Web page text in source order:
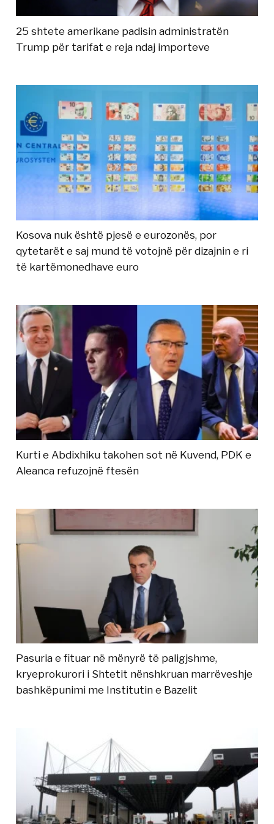
25 shtete amerikane padisin administratën
Trump për tarifat e reja ndaj importeve
Kosova nuk është pjesë e eurozonës, por
qytetarët e saj mund të votojnë për dizajnin e ri
të kartëmonedhave euro
Kurti e Abdixhiku takohen sot në Kuvend, PDK e
Aleanca refuzojnë ftesën
Pasuria e fituar në mënyrë të paligjshme,
kryeprokurori i Shtetit nënshkruan marrëveshje
bashkëpunimi me Institutin e Bazelit